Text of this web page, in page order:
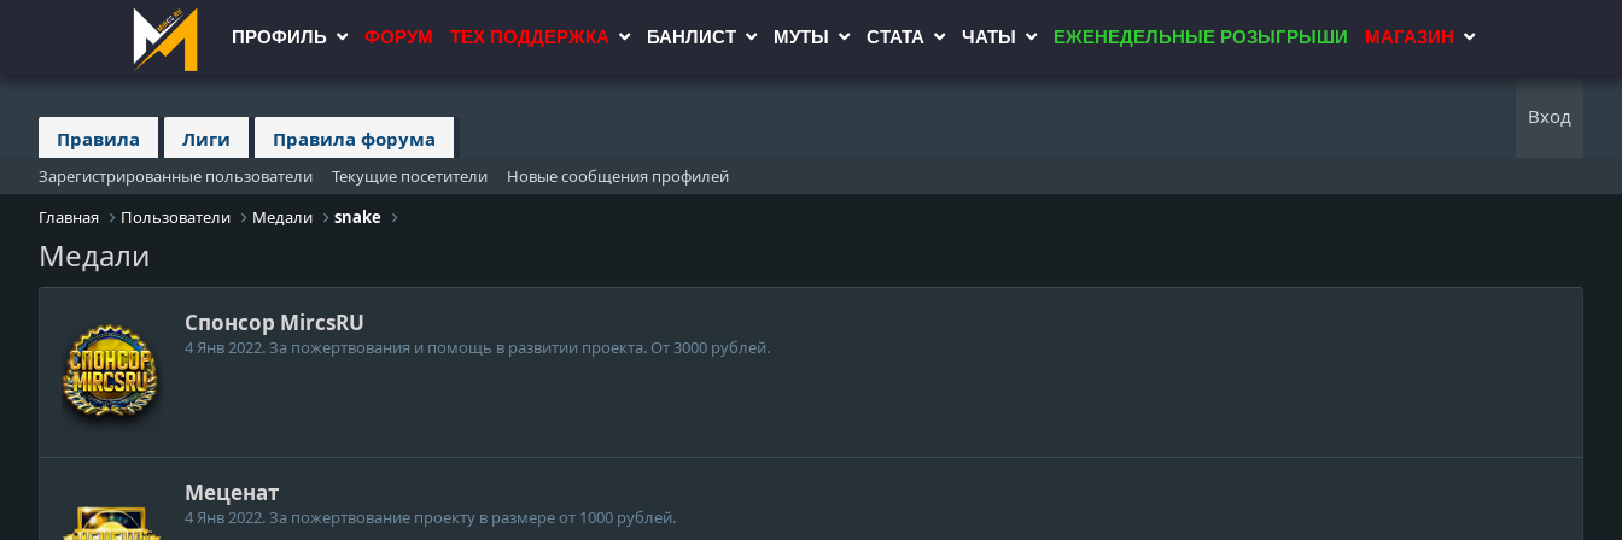
ПРОФИЛЬ ФОРУМ ТЕХ ПОДДЕРЖКА БАНЛИСТ МУТЫ СТАТА ЧАТЫ ЕЖЕНЕДЕЛЬНЫЕ РОЗЫГРЫШИ МАГАЗИН
Правила Лиги Правила форума
Вход
Зарегистрированные пользователи Текущие посетители
Новые сообщения профилей
Главная
Пользователи Медали snake
Медали
Спонсор MircsRU
4 Янв 2022. За пожертвования и помощь в развитии проекта. От 3000 рублей.
Меценат
4 Янв 2022. За пожертвование проекту в размере от 1000 рублей.